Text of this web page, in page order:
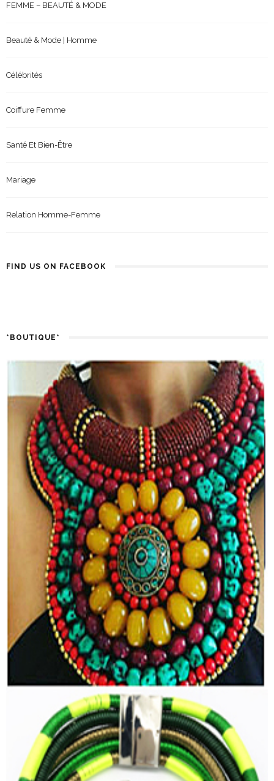
FEMME – BEAUTÉ & MODE
Beauté & Mode | Homme
Célébrités
Coiffure Femme
Santé Et Bien-Être
Mariage
Relation Homme-Femme
FIND US ON FACEBOOK
*BOUTIQUE*